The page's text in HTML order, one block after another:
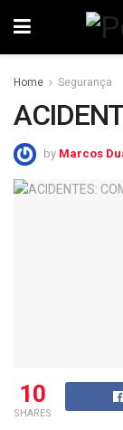
Home Segurança
by Marcos
10
SHARES